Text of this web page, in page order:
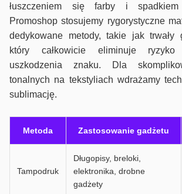
łuszczeniem się farby i
Promoshop stosujemy rygorystyczne
dedykowane metody, takie jak trwały
który całkowicie eliminuje ryzyko
uszkodzenia znaku. Dla
tonalnych na tekstyliach wdrażamy
sublimację.
Metoda Zastosowanie gadżetu
Tampodruk
Długopisy, breloki,
elektronika, drobne
gadżety